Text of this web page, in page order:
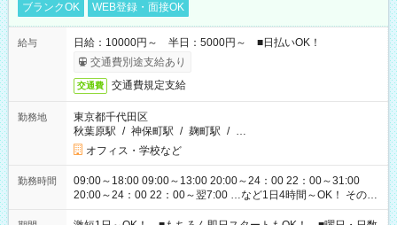
ブランクOK
WEB登録・面接OK
給与
日給：10000円～ 半日：5000円～ ■日払いOK！
交通費別途支給あり
交通費 交通費規定支給
勤務地
東京都千代田区
秋葉原駅 / 神保町駅 / 麹町駅 / …
オフィス・学校など
勤務時間
09:00～18:00 09:00～13:00 20:00～24：00 22：00～31:00
20:00～24：00 22：00～翌7:00 …など1日4時間～OK！ その他
シフトもございます！ お気軽にご相談ください！